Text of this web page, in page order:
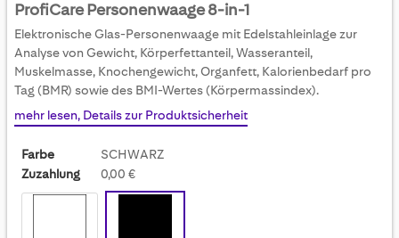
beginning
of
the
images
gallery
ProfiCare Personenwaage 8-in-1
Elektronische Glas-Personenwaage mit Edelstahleinlage zur
Analyse von Gewicht, Körperfettanteil, Wasseranteil,
Muskelmasse, Knochengewicht, Organfett, Kalorienbedarf pro
Tag (BMR) sowie des BMI-Wertes (Körpermassindex).
mehr lesen, Details zur Produktsicherheit
Farbe
SCHWARZ
Zuzahlung
0,00 €